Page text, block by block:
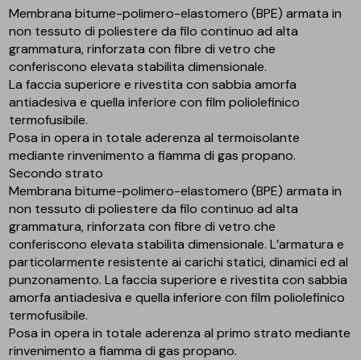
Membrana bitume-polimero-elastomero (BPE) armata in
non tessuto di poliestere da filo continuo ad alta
grammatura, rinforzata con fibre di vetro che
conferiscono elevata stabilita dimensionale.
La faccia superiore e rivestita con sabbia amorfa
antiadesiva e quella inferiore con film poliolefinico
termofusibile.
Posa in opera in totale aderenza al termoisolante
mediante rinvenimento a fiamma di gas propano.
Secondo strato
Membrana bitume-polimero-elastomero (BPE) armata in
non tessuto di poliestere da filo continuo ad alta
grammatura, rinforzata con fibre di vetro che
conferiscono elevata stabilita dimensionale. L’armatura e
particolarmente resistente ai carichi statici, dinamici ed al
punzonamento. La faccia superiore e rivestita con sabbia
amorfa antiadesiva e quella inferiore con film poliolefinico
termofusibile.
Posa in opera in totale aderenza al primo strato mediante
rinvenimento a fiamma di gas propano.